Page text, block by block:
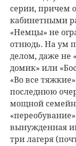
серии, причем
кабинетными
«Немцы» не
отнюдь. На ум
делом, даже не
домик» или
«Во все
последнюю
мощной
вынужденная
три лагеря